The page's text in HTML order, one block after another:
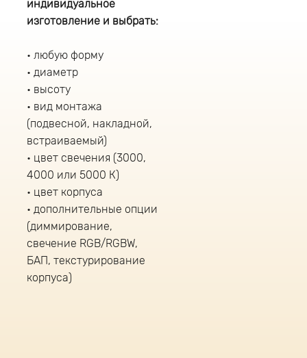
индивидуальное
изготовление и выбрать:
любую форму
диаметр
высоту
вид монтажа
(подвесной, накладной,
встраиваемый)
цвет свечения (3000,
4000 или 5000 К)
цвет корпуса
дополнительные опции
(диммирование,
свечение RGB/RGBW,
БАП, текстурирование
корпуса)